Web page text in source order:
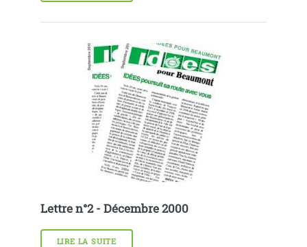
Lettre n°2 - Décembre 2000
LIRE LA SUITE